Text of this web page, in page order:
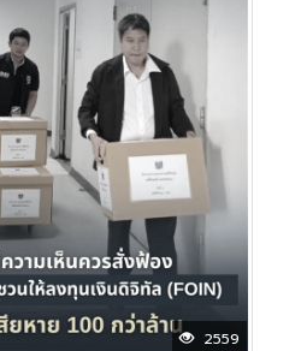
2559